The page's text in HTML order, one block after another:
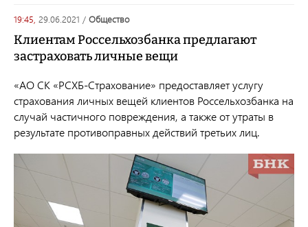
19:45, 29.06.2021 / общество
Клиентам Россельхозбанка предлагают
застраховать личные вещи
«АО СК «РСХБ-Страхование» предоставляет услугу
страхования личных вещей клиентов Россельхозбанка на
случай частичного повреждения, а также от утраты в
результате противоправных действий третьих лиц.